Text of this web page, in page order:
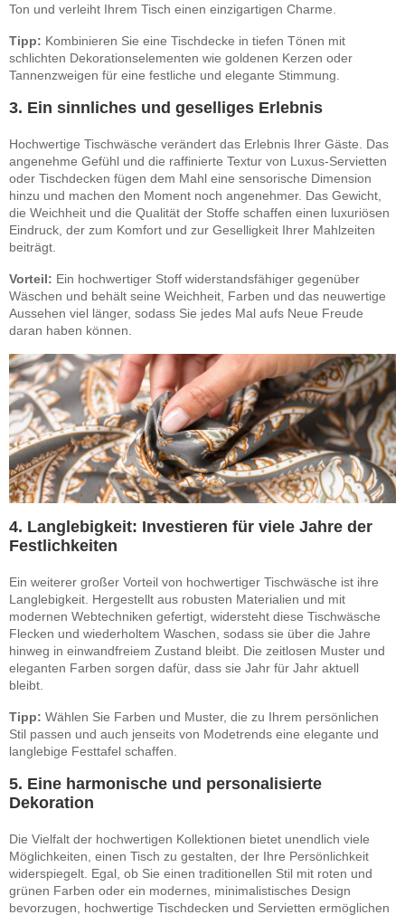
Ton und verleiht Ihrem Tisch einen einzigartigen Charme.
Tipp: Kombinieren Sie eine Tischdecke in tiefen Tönen mit
schlichten Dekorationselementen wie goldenen Kerzen oder
Tannenzweigen für eine festliche und elegante Stimmung.
3. Ein sinnliches und geselliges Erlebnis
Hochwertige Tischwäsche verändert das Erlebnis Ihrer Gäste. Das
angenehme Gefühl und die raffinierte Textur von Luxus-Servietten
oder Tischdecken fügen dem Mahl eine sensorische Dimension
hinzu und machen den Moment noch angenehmer. Das Gewicht,
die Weichheit und die Qualität der Stoffe schaffen einen luxuriösen
Eindruck, der zum Komfort und zur Geselligkeit Ihrer Mahlzeiten
beiträgt.
Vorteil: Ein hochwertiger Stoff widerstandsfähiger gegenüber
Wäschen und behält seine Weichheit, Farben und das neuwertige
Aussehen viel länger, sodass Sie jedes Mal aufs Neue Freude
daran haben können.
4. Langlebigkeit: Investieren für viele Jahre der
Festlichkeiten
Ein weiterer großer Vorteil von hochwertiger Tischwäsche ist ihre
Langlebigkeit. Hergestellt aus robusten Materialien und mit
modernen Webtechniken gefertigt, widersteht diese Tischwäsche
Flecken und wiederholtem Waschen, sodass sie über die Jahre
hinweg in einwandfreiem Zustand bleibt. Die zeitlosen Muster und
eleganten Farben sorgen dafür, dass sie Jahr für Jahr aktuell
bleibt.
Tipp: Wählen Sie Farben und Muster, die zu Ihrem persönlichen
Stil passen und auch jenseits von Modetrends eine elegante und
langlebige Festtafel schaffen.
5. Eine harmonische und personalisierte
Dekoration
Die Vielfalt der hochwertigen Kollektionen bietet unendlich viele
Möglichkeiten, einen Tisch zu gestalten, der Ihre Persönlichkeit
widerspiegelt. Egal, ob Sie einen traditionellen Stil mit roten und
grünen Farben oder ein modernes, minimalistisches Design
bevorzugen, hochwertige Tischdecken und Servietten ermöglichen